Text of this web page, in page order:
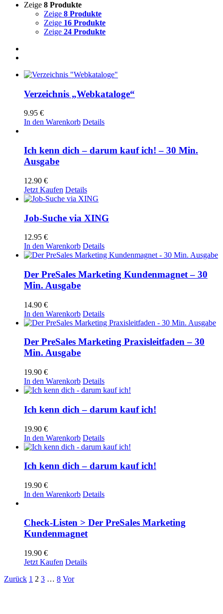
Zeige 8 Produkte
Zeige 8 Produkte
Zeige 16 Produkte
Zeige 24 Produkte
Verzeichnis „Webkataloge“
9.95 €
In den Warenkorb Details
Ich kenn dich – darum kauf ich! – 30 Min.
Ausgabe
12.90 €
Jetzt Kaufen Details
Job-Suche via XING
12.95 €
In den Warenkorb Details
Der PreSales Marketing Kundenmagnet – 30
Min. Ausgabe
14.90 €
In den Warenkorb Details
Der PreSales Marketing Praxisleitfaden – 30
Min. Ausgabe
19.90 €
In den Warenkorb Details
Ich kenn dich – darum kauf ich!
19.90 €
In den Warenkorb Details
Ich kenn dich – darum kauf ich!
19.90 €
In den Warenkorb Details
Check-Listen > Der PreSales Marketing
Kundenmagnet
19.90 €
Jetzt Kaufen Details
Zurück 1 2 3 … 8 Vor